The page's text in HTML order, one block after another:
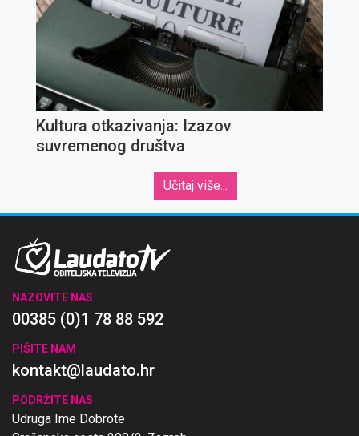
Kultura otkazivanja: Izazov
suvremenog društva
Učitaj više...
NAZOVITE NAS
00385 (0)1 78 88 592
PIŠITE NAM
kontakt@laudato.hr
PODRŽITE NAS
Udruga Ime Dobrote